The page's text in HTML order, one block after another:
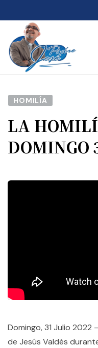
HOMILÍA
LA
DOMINGO
Domingo, 31 Julio 2022
de Jesús Valdés